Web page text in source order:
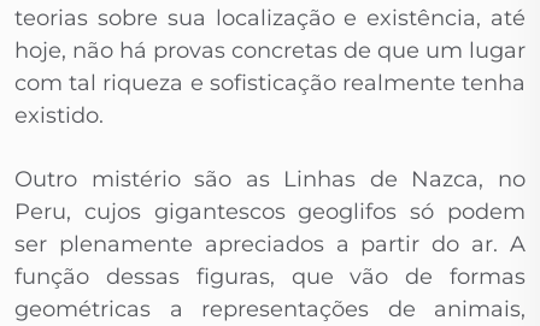
teorias sobre sua localização e existência, até
hoje, não há provas concretas de que um lugar
com tal riqueza e sofisticação realmente tenha
existido.
Outro mistério são as Linhas de Nazca, no
Peru, cujos gigantescos geoglifos só podem
ser plenamente apreciados a partir do ar. A
função dessas figuras, que vão de formas
geométricas a representações de animais,